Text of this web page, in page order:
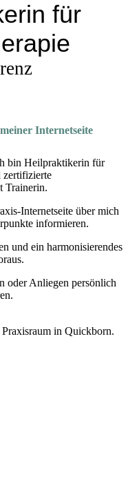
für
Internetseite
bin Heilpraktikerin für
zertifizierte
Trainerin.
Internetseite über mich
informieren.
und ein harmonisierendes
oder Anliegen persönlich
in Quickborn.